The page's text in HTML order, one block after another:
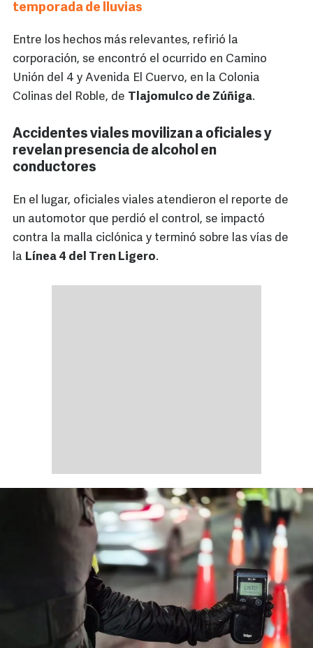
temporada de lluvias
Entre los hechos más relevantes, refirió la
corporación, se encontró el ocurrido en Camino
Unión del 4 y Avenida El Cuervo, en la Colonia
Colinas del Roble, de Tlajomulco de Zúñiga.
Accidentes viales movilizan a oficiales y
revelan presencia de alcohol en
conductores
En el lugar, oficiales viales atendieron el reporte de
un automotor que perdió el control, se impactó
contra la malla ciclónica y terminó sobre las vías de
la Línea 4 del Tren Ligero.